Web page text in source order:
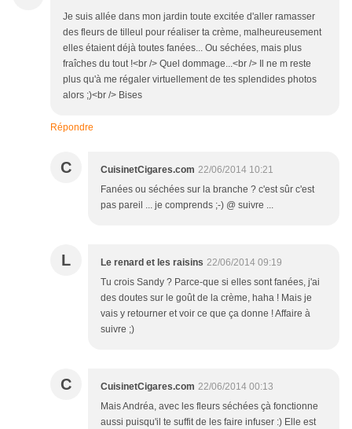
Je suis allée dans mon jardin toute excitée d'aller ramasser
des fleurs de tilleul pour réaliser ta crème, malheureusement
elles étaient déjà toutes fanées... Ou séchées, mais plus
fraîches du tout !<br /> Quel dommage...<br /> Il ne m reste
plus qu'à me régaler virtuellement de tes splendides photos
alors ;)<br /> Bises
Répondre
C CuisinetCigares.com 22/06/2014 10:21
Fanées ou séchées sur la branche ? c'est sûr c'est
pas pareil ... je comprends ;-) @ suivre ...
L Le renard et les raisins 22/06/2014 09:19
Tu crois Sandy ? Parce-que si elles sont fanées, j'ai
des doutes sur le goût de la crème, haha ! Mais je
vais y retourner et voir ce que ça donne ! Affaire à
suivre ;)
C CuisinetCigares.com 22/06/2014 00:13
Mais Andréa, avec les fleurs séchées çà fonctionne
aussi puisqu'il te suffit de les faire infuser :) Elle est